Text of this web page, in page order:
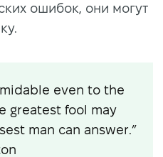
ошибок, они могут
even to the
greatest fool may
man can answer.”